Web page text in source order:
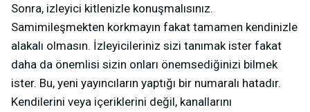
Sonra, izleyici kitlenizle konuşmalısınız.
Samimileşmekten korkmayın fakat tamamen kendinizle
alakalı olmasın. İzleyicileriniz sizi tanımak ister fakat
daha da önemlisi sizin onları önemsediğinizi bilmek
ister. Bu, yeni yayıncıların yaptığı bir numaralı hatadır.
Kendilerini veya içeriklerini değil, kanallarını